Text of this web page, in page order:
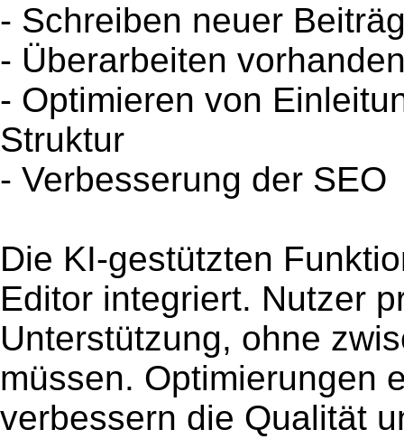
- Schreiben neuer
- Überarbeiten
- Optimieren von
Struktur
- Verbesserung der SEO
Die KI-gestützten
Editor integriert. Nutzer
Unterstützung, ohne
müssen. Optimierungen
verbessern die Qualität